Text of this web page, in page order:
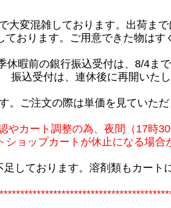
大変混雑しております。出荷まで
ております。ご用意できた物はす
休暇前の銀行振込受付は、8/4まで
振込受付は、連休後に再開いたし
。ご注文の際は単価を見ていた
やカート調整の為、夜間（17時
ショップカートが休止になる場合
しております。溶剤類もカート